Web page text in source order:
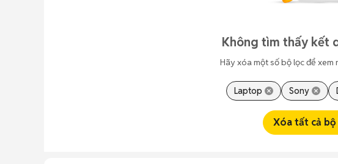
Không tìm thấy kết
Hãy xóa một số bộ lọc để xem
Laptop Sony
Xóa tất cả bộ